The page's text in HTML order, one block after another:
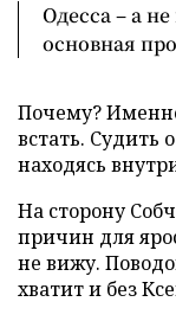
Одесса – а
основная
Почему?
встать. Судить
находясь
На сторону
причин для
не вижу.
хватит и без